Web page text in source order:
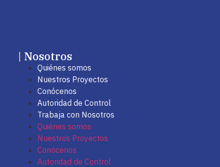
| Nosotros
Quiénes somos
Nuestros Proyectos
Conócenos
Autoridad de Control
Trabaja con Nosotros
Quiénes somos
Nuestros Proyectos
Conócenos
Autoridad de Control